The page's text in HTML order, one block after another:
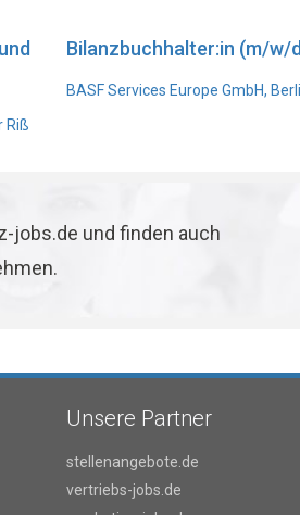
Riß
Bilanzbuchhalter:in (m/w/
BASF Services Europe GmbH,
jobs.de und finden auch
Unsere Partner
stellenangebote.de
vertriebs-jobs.de